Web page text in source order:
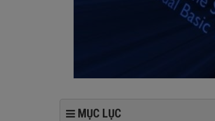
MỤC LỤC